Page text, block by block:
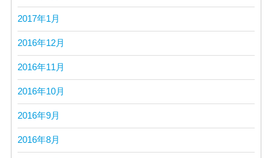
2017年1月
2016年12月
2016年11月
2016年10月
2016年9月
2016年8月